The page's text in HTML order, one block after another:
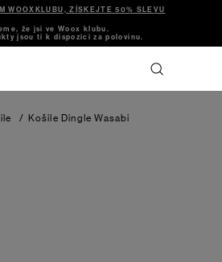
WOOXKLUBU, ZÍSKEJTE 50% SLEVU
že jsi ve Woox klubu.
jsou ti k dispozici za polovinu.
/ Košile DingleWasabi